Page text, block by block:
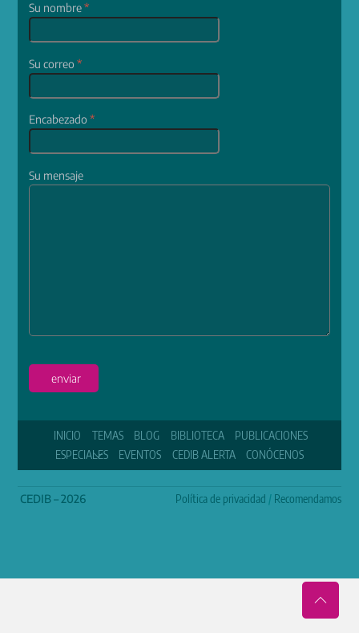
Su nombre*
Su correo*
Encabezado*
Su mensaje
enviar
INICIO TEMAS BLOG BIBLIOTECA
PUBLICACIONES
ESPECIALES
EVENTOS CEDIB ALERTA CONÓCENOS
CEDIB – 2026 Política de privacidad / Recomendamos